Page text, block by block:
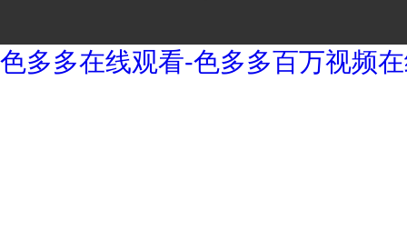
色多多在线观看-色多多百万视频